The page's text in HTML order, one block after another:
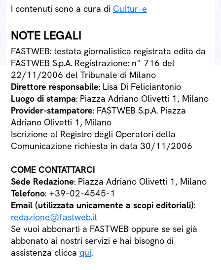
I contenuti sono a cura di Cultur-e
NOTE LEGALI
FASTWEB: testata giornalistica registrata edita da
FASTWEB S.p.A. Registrazione: n° 716 del
22/11/2006 del Tribunale di Milano
Direttore responsabile: Lisa Di Feliciantonio
Luogo di stampa: Piazza Adriano Olivetti 1, Milano
Provider-stampatore: FASTWEB S.p.A. Piazza
Adriano Olivetti 1, Milano
Iscrizione al Registro degli Operatori della
Comunicazione richiesta in data 30/11/2006
COME CONTATTARCI
Sede Redazione: Piazza Adriano Olivetti 1, Milano
Telefono: +39-02-4545-1
Email (utilizzata unicamente a scopi editoriali):
redazione@fastweb.it
Se vuoi abbonarti a FASTWEB oppure se sei già
abbonato ai nostri servizi e hai bisogno di
assistenza clicca qui.